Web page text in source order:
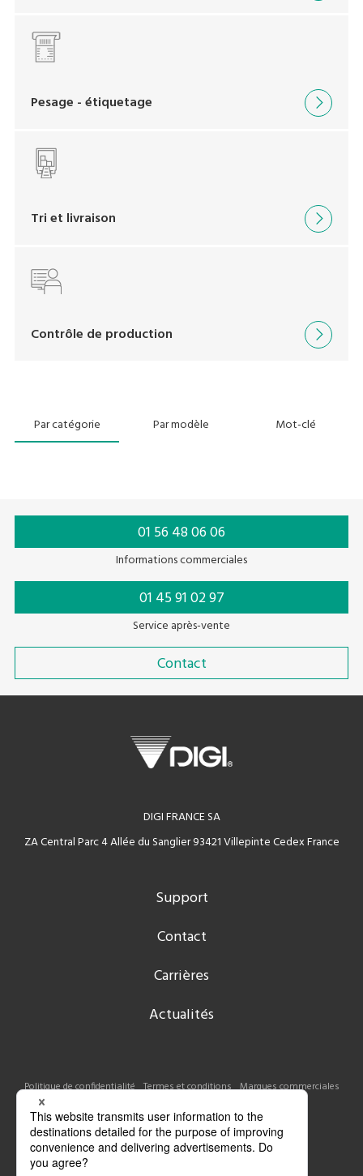
Pesage - étiquetage
Tri et livraison
Contrôle de production
Par catégorie Par modèle Mot-clé
01 56 48 06 06
Informations commerciales
01 45 91 02 97
Service après-vente
Contact
DIGI FRANCE SA
ZA Central Parc 4 Allée du Sanglier 93421 Villepinte Cedex France
Support
Contact
Carrières
Actualités
Politique de confidentialité Termes et conditions Marques commerciales